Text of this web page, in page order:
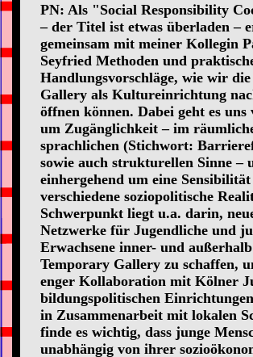
PN: Als "Social Responsibility
– der Titel ist etwas überladen –
gemeinsam mit meiner Kollegin
Seyfried Methoden und
Handlungsvorschläge, wie wir
Gallery als Kultureinrichtung
öffnen können. Dabei geht es uns
um Zugänglichkeit – im
sprachlichen (Stichwort:
sowie auch strukturellen Sinne –
einhergehend um eine
verschiedene soziopolitische
Schwerpunkt liegt u.a. darin,
Netzwerke für Jugendliche und
Erwachsene inner- und
Temporary Gallery zu schaffen,
enger Kollaboration mit Kölner
bildungspolitischen
in Zusammenarbeit mit lokalen
finde es wichtig, dass junge
unabhängig von ihrer